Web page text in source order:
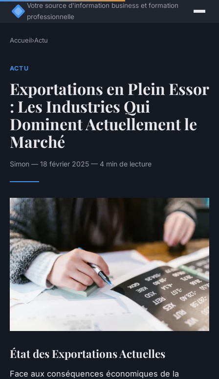
Votre source d'information business et formation
professionnelle
Accueil›Actu
ACTU
Exportations en Plein Essor
: Les Industries Qui
Dominent Actuellement le
Marché
Simon — 18 février 2025 — 4 min de lecture
État des Exportations Actuelles
Face aux conséquences économiques de la